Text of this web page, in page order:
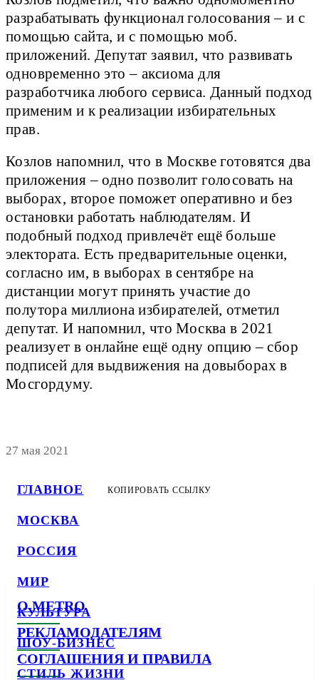
ГЛАВНОЕ
МОСКВА
РОССИЯ
МИР
КУЛЬТУРА
ШОУ-БИЗНЕС
СТИЛЬ ЖИЗНИ
разрабатывать функционал голосования – и с
помощью сайта, и с помощью моб.
приложений. Депутат заявил, что развивать
одновременно это – аксиома для
разработчика любого сервиса. Данный подход
применим и к реализации избирательных
прав.
Козлов напомнил, что в Москве готовятся два
приложения – одно позволит голосовать на
выборах, второе поможет оперативно и без
остановки работать наблюдателям. И
подобный подход привлечёт ещё больше
электората. Есть предварительные оценки,
согласно им, в выборах в сентябре на
дистанции могут принять участие до
полутора миллиона избирателей, отметил
депутат. И напомнил, что Москва в 2021
реализует в онлайне ещё одну опцию – сбор
подписей для выдвижения на довыборах в
Мосгордуму.
27 мая 2021
КОПИРОВАТЬ ССЫЛКУ
О METRO
РЕКЛАМОДАТЕЛЯМ
СОГЛАШЕНИЯ И ПРАВИЛА